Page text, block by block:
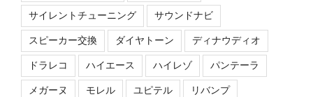
サイレントチューニング サウンドナビ
スピーカー交換 ダイヤトーン ディナウディオ
ドラレコ ハイエース ハイレゾ パンテーラ
メガーヌ モレル ユピテル リバンプ